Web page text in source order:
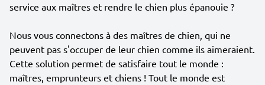
service aux maîtres et rendre le chien plus épanouie ?
Nous vous connectons à des maîtres de chien, qui ne
peuvent pas s'occuper de leur chien comme ils aimeraient.
Cette solution permet de satisfaire tout le monde :
maîtres, emprunteurs et chiens ! Tout le monde est